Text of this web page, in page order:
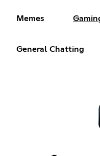
Memes
General Chatting